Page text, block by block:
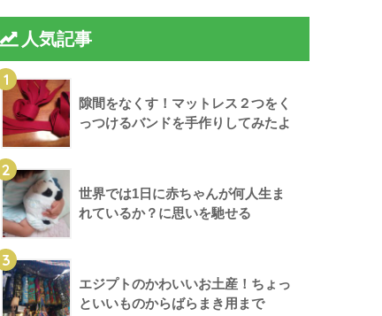
人気記事
1
隙間をなくす！マットレス２つをく
っつけるバンドを手作りしてみたよ
2
世界では1日に赤ちゃんが何人生ま
れているか？に思いを馳せる
3
エジプトのかわいいお土産！ちょっ
といいものからばらまき用まで